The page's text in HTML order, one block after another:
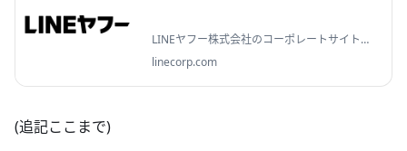
LINEヤフー株式会社のコーポレートサイトで
す。2023年10月にヤフー株式会社とLINE株式
linecorp.com
(追記ここまで)